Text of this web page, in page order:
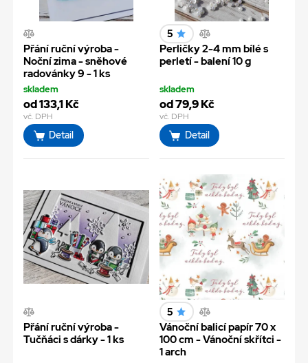
Přání ruční výroba -
Noční zima - sněhové
radovánky 9 - 1 ks
skladem
od 133,1 Kč
vč. DPH
Detail
5
Perličky 2-4 mm bílé s
perletí - balení 10 g
skladem
od 79,9 Kč
vč. DPH
Detail
Přání ruční výroba -
Tučňáci s dárky - 1 ks
5
Vánoční balicí papír 70 x
100 cm - Vánoční skřítci -
1 arch